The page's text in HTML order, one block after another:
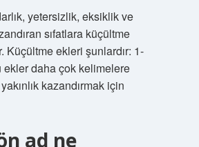
yetersizlik, eksiklik ve
sıfatlara küçültme
Küçültme ekleri şunlardır: 1-
ekler daha çok kelimelere
kazandırmak için
ad ne